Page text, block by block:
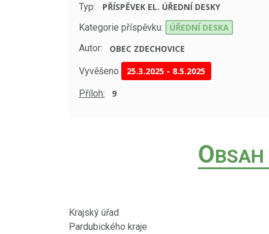
Typ:
PŘÍSPĚVEK EL. ÚŘEDNÍ DESKY
Kategorie příspěvku:
ÚŘEDNÍ DESKA
Autor:
OBEC ZDECHOVICE
Vyvěšeno 25.3.2025 - 8.5.2025
Příloh: 9
O
Krajský úřad
Pardubického kraje